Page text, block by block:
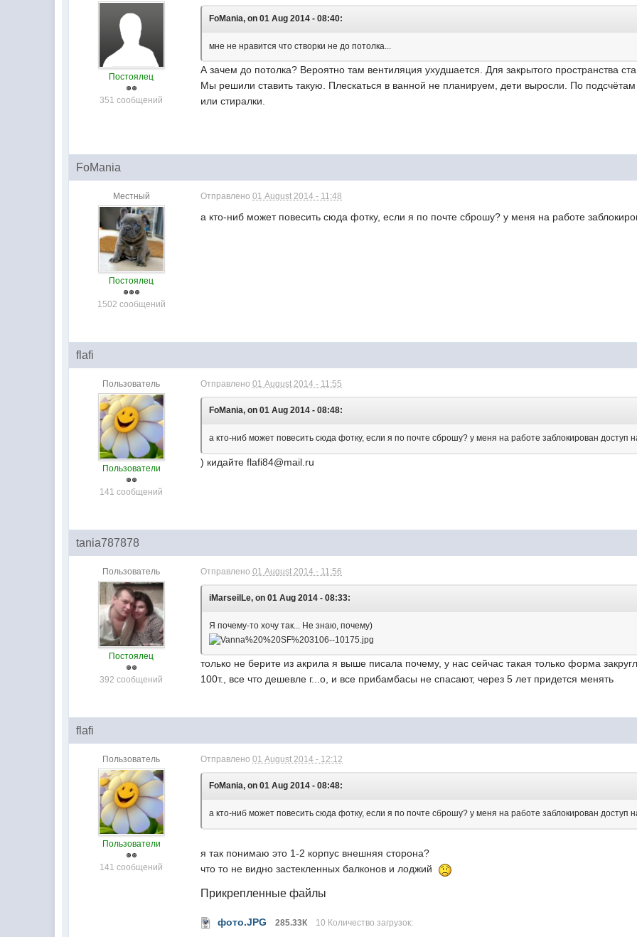
Постоялец
351 сообщений
FoMania, on 01 Aug 2014 - 08:40:
мне не нравится что створки не до потолка...
А зачем до потолка? Вероятно там вентиляция ухудшается. Для закрытого пространства
Мы решили ставить такую. Плескаться в ванной не планируем, дети выросли. По
или стиралки.
FoMania
Местный
Постоялец
1502 сообщений
Отправлено01 August 2014 - 11:48
а кто-ниб может повесить сюда фотку, если я по почте сброшу? у меня на работе
flafi
Пользователь
Пользователи
141 сообщений
Отправлено01 August 2014 - 11:55
FoMania, on 01 Aug 2014 - 08:48:
а кто-ниб может повесить сюда фотку, если я по почте сброшу? у меня на работе заблокирован доступ
) кидайте flafi84@mail.ru
tania787878
Пользователь
Постоялец
392 сообщений
Отправлено01 August 2014 - 11:56
iMarseilLe, on 01 Aug 2014 - 08:33:
Я почему-то хочу так... Не знаю, почему)
только не берите из акрила я выше писала почему, у нас сейчас такая только форма
100т., все что дешевле г...о, и все прибамбасы не спасают, через 5 лет придется менять
flafi
Пользователь
Пользователи
141 сообщений
Отправлено01 August 2014 - 12:12
FoMania, on 01 Aug 2014 - 08:48:
а кто-ниб может повесить сюда фотку, если я по почте сброшу? у меня на работе заблокирован доступ
я так понимаю это 1-2 корпус внешняя сторона?
что то не видно застекленных балконов и лоджий
Прикрепленные файлы
фото.JPG 285.33К 10 Количество загрузок: